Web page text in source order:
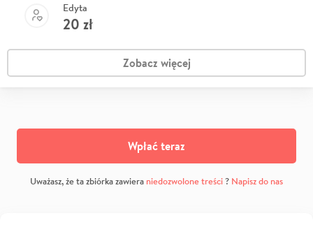
Edyta
20 zł
Zobacz więcej
Wpłać teraz
Uważasz, że ta zbiórka zawiera niedozwolone treści? Napisz do nas